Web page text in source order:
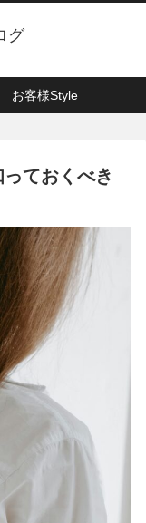
グ
お客様Style
っておくべき